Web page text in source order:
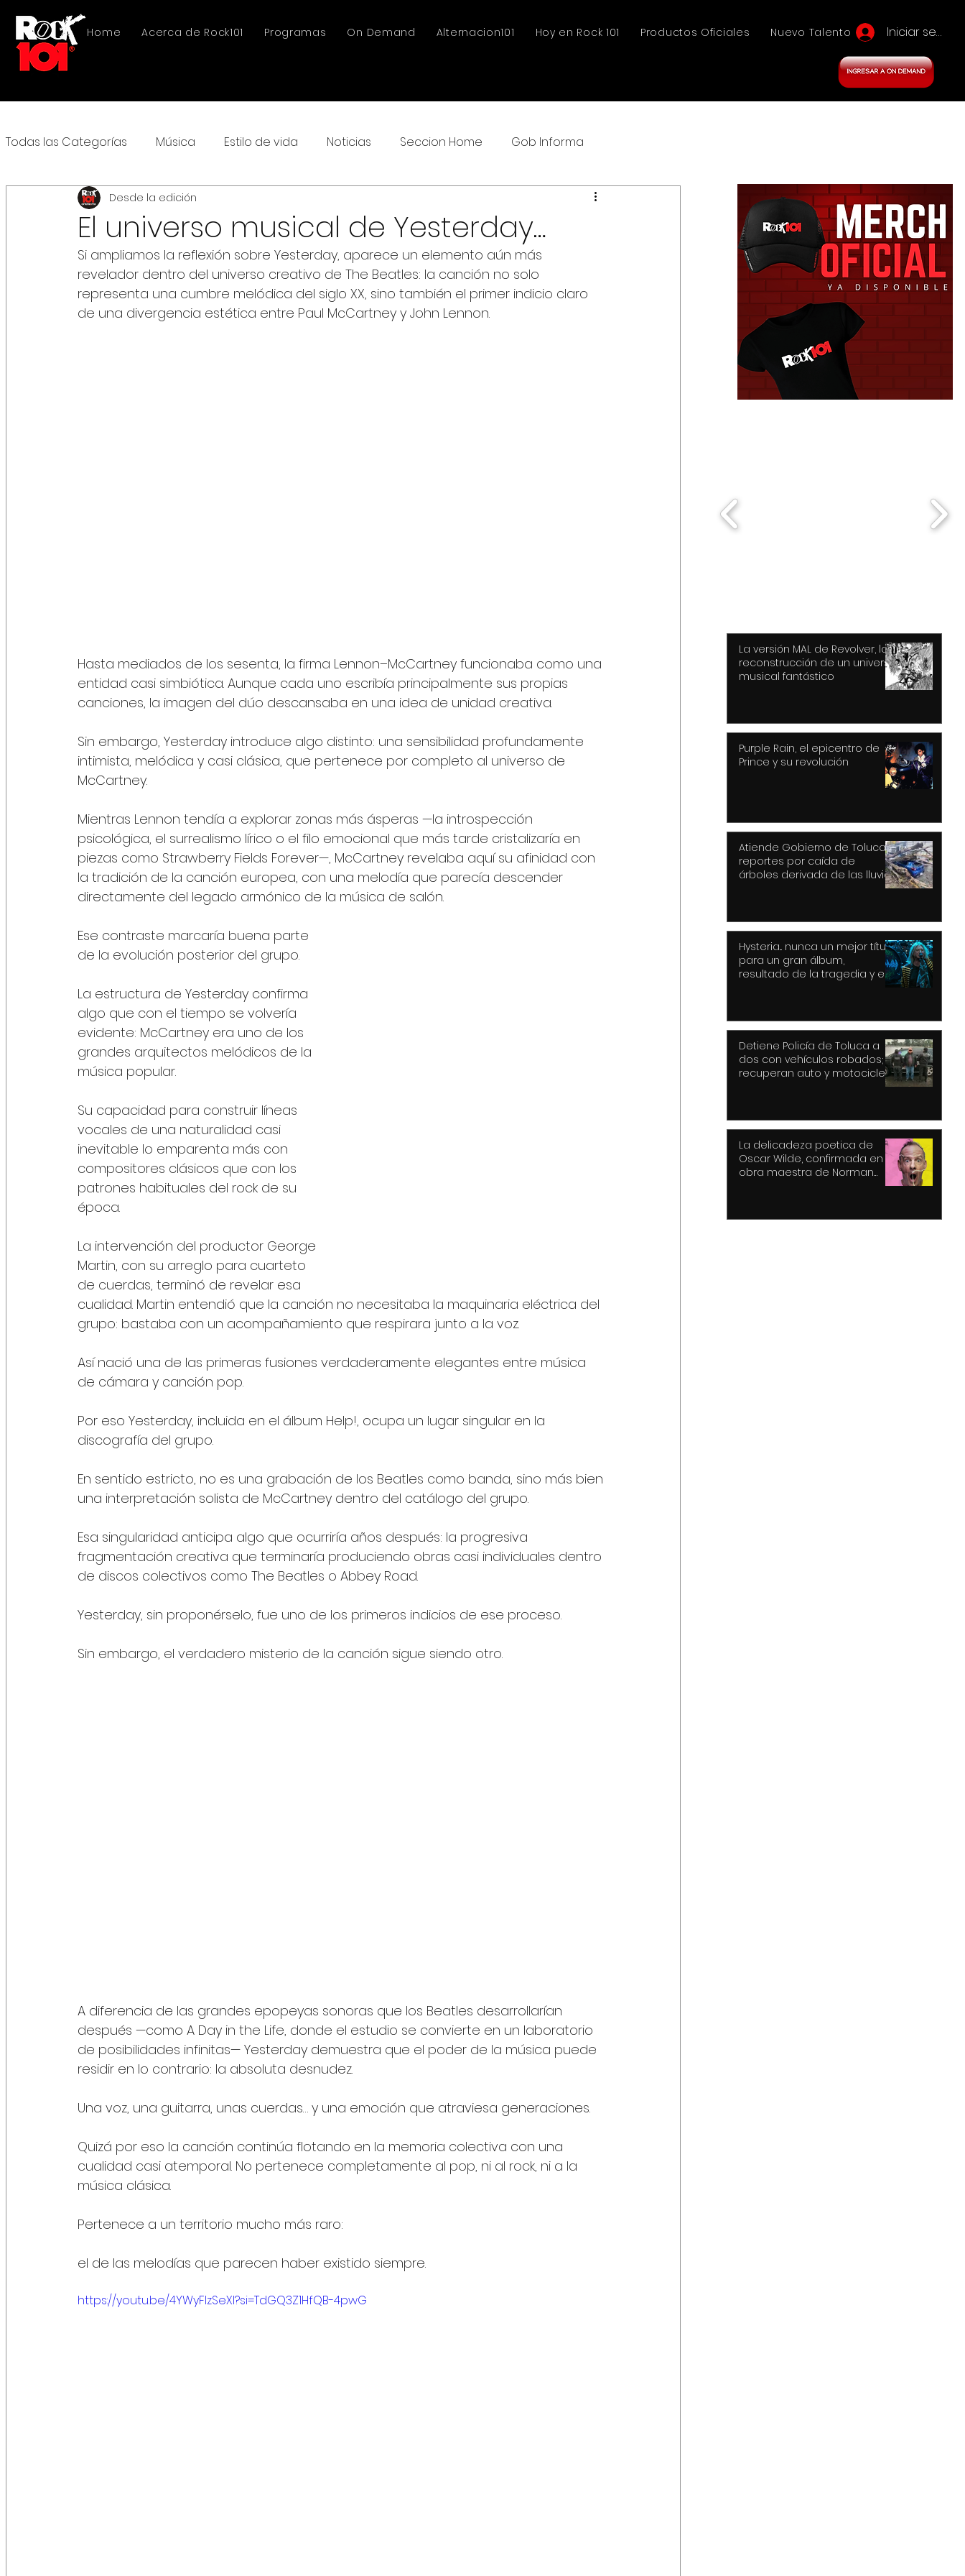
Home Acerca de Rock101 Programas On Demand Alternacion101 Hoy en Rock 101 Productos Oficiales Nuevo Talento Iniciar sesión
Todas las Categorías Música Estilo de vida Noticias Seccion Home Gob Informa
El universo musical de Yesterday…
Desde la edición
Si ampliamos la reflexión sobre Yesterday, aparece un elemento aún más
revelador dentro del universo creativo de The Beatles: la canción no solo
representa una cumbre melódica del siglo XX, sino también el primer indicio claro
de una divergencia estética entre Paul McCartney y John Lennon.
Hasta mediados de los sesenta, la firma Lennon–McCartney funcionaba como una
entidad casi simbiótica. Aunque cada uno escribía principalmente sus propias
canciones, la imagen del dúo descansaba en una idea de unidad creativa.
Sin embargo, Yesterday introduce algo distinto: una sensibilidad profundamente
intimista, melódica y casi clásica, que pertenece por completo al universo de
McCartney.
Mientras Lennon tendía a explorar zonas más ásperas —la introspección
psicológica, el surrealismo lírico o el filo emocional que más tarde cristalizaría en
piezas como Strawberry Fields Forever—, McCartney revelaba aquí su afinidad con
la tradición de la canción europea, con una melodía que parecía descender
directamente del legado armónico de la música de salón.
Ese contraste marcaría buena parte
de la evolución posterior del grupo.
La estructura de Yesterday confirma
algo que con el tiempo se volvería
evidente: McCartney era uno de los
grandes arquitectos melódicos de la
música popular.
Su capacidad para construir líneas
vocales de una naturalidad casi
inevitable lo emparenta más con
compositores clásicos que con los
patrones habituales del rock de su
época.
La intervención del productor George
Martin, con su arreglo para cuarteto
de cuerdas, terminó de revelar esa
cualidad. Martin entendió que la canción no necesitaba la maquinaria eléctrica del
grupo: bastaba con un acompañamiento que respirara junto a la voz.
Así nació una de las primeras fusiones verdaderamente elegantes entre música
de cámara y canción pop.
Por eso Yesterday, incluida en el álbum Help!, ocupa un lugar singular en la
discografía del grupo.
En sentido estricto, no es una grabación de los Beatles como banda, sino más bien
una interpretación solista de McCartney dentro del catálogo del grupo.
Esa singularidad anticipa algo que ocurriría años después: la progresiva
fragmentación creativa que terminaría produciendo obras casi individuales dentro
de discos colectivos como The Beatles o Abbey Road.
Yesterday, sin proponérselo, fue uno de los primeros indicios de ese proceso.
Sin embargo, el verdadero misterio de la canción sigue siendo otro.
A diferencia de las grandes epopeyas sonoras que los Beatles desarrollarían
después —como A Day in the Life, donde el estudio se convierte en un laboratorio
de posibilidades infinitas— Yesterday demuestra que el poder de la música puede
residir en lo contrario: la absoluta desnudez.
Una voz, una guitarra, unas cuerdas… y una emoción que atraviesa generaciones.
Quizá por eso la canción continúa flotando en la memoria colectiva con una
cualidad casi atemporal. No pertenece completamente al pop, ni al rock, ni a la
música clásica.
Pertenece a un territorio mucho más raro:
el de las melodías que parecen haber existido siempre.
https://youtu.be/4YWyFIzSeXI?si=TdGQ3Z1HfQB-4pwG
La versión MAL de Revolver, la
reconstrucción de un universo
musical fantástico
Purple Rain, el epicentro de
Prince y su revolución
Atiende Gobierno de Toluca
reportes por caída de
árboles derivada de las lluvias
Hysteria... nunca un mejor título
para un gran álbum,
resultado de la tragedia y el
Detiene Policía de Toluca a
dos con vehículos robados;
recuperan auto y motocicleta
La delicadeza poetica de
Oscar Wilde, confirmada en la
obra maestra de Norman